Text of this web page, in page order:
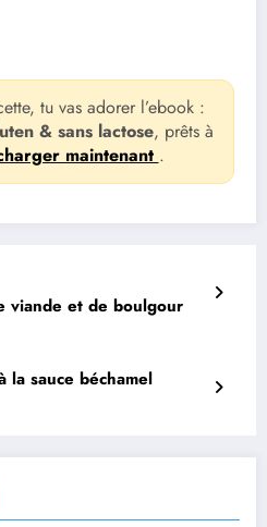
tu vas adorer l’ebook :
& sans lactose, prêts à
maintenant .
viande et de boulgour
la sauce béchamel